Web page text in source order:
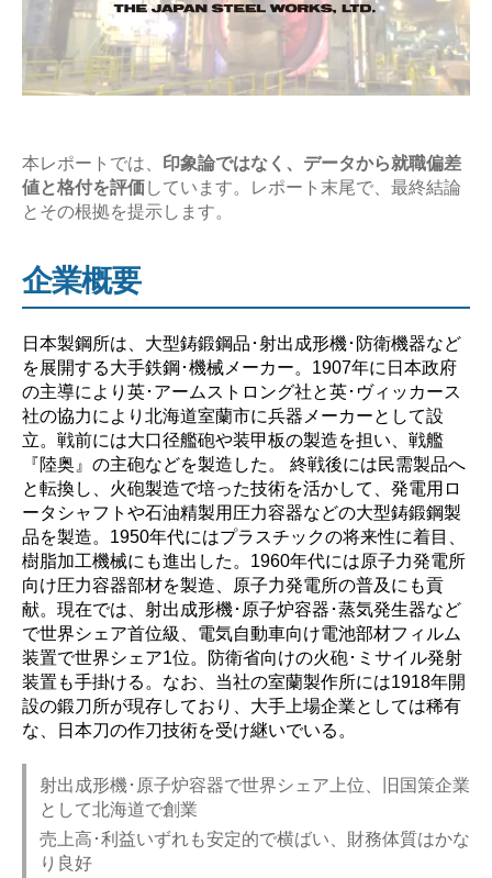
企
業
研
究
務？
や
本レポートでは、 印象論ではなく、データから就職偏差
値と格付を評価しています。レポート末尾で、最終結論
とその根拠を提示します。
企業概要
日本製鋼所は、大型鋳鍛鋼品･射出成形機･防衛機器など
を展開する大手鉄鋼･機械メーカー。1907年に日本政府
の主導により英･アームストロング社と英･ヴィッカース
社の協力により北海道室蘭市に兵器メーカーとして設
立。戦前には大口径艦砲や装甲板の製造を担い、戦艦
『陸奥』の主砲などを製造した。 終戦後には民需製品へ
と転換し、火砲製造で培った技術を活かして、発電用ロ
ータシャフトや石油精製用圧力容器などの大型鋳鍛鋼製
品を製造。1950年代にはプラスチックの将来性に着目、
樹脂加工機械にも進出した。1960年代には原子力発電所
向け圧力容器部材を製造、原子力発電所の普及にも貢
献。現在では、射出成形機･原子炉容器･蒸気発生器など
で世界シェア首位級、電気自動車向け電池部材フィルム
装置で世界シェア1位。防衛省向けの火砲･ミサイル発射
装置も手掛ける。なお、当社の室蘭製作所には1918年開
設の鍛刀所が現存しており、大手上場企業としては稀有
な、日本刀の作刀技術を受け継いでいる。
射出成形機･原子炉容器で世界シェア上位、旧国策企業
として北海道で創業
売上高･利益いずれも安定的で横ばい、財務体質はかな
り良好